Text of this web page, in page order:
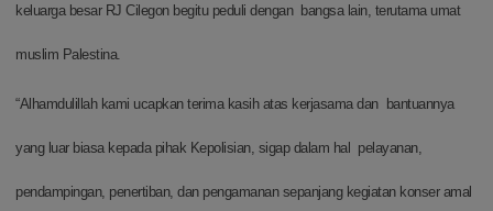
keluarga besar RJ Cilegon begitu peduli dengan bangsa lain, terutama umat
muslim Palestina.
“Alhamdulillah kami ucapkan terima kasih atas kerjasama dan bantuannya
yang luar biasa kepada pihak Kepolisian, sigap dalam hal pelayanan,
pendampingan, penertiban, dan pengamanan sepanjang kegiatan konser amal